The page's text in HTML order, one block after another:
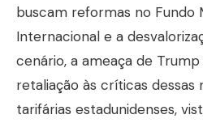
buscam reformas no Fundo
Internacional e a
cenário, a ameaça de
retaliação às críticas dessas
tarifárias estadunidenses,